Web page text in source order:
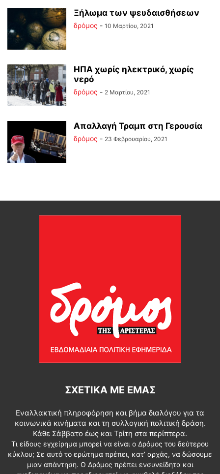
Ξήλωμα των ψευδαισθήσεων
δρόμος - 10 Μαρτίου, 2021
ΗΠΑ χωρίς ηλεκτρικό, χωρίς
νερό
δρόμος - 2 Μαρτίου, 2021
Απαλλαγή Τραμπ στη Γερουσία
δρόμος - 23 Φεβρουαρίου, 2021
ΣΧΕΤΙΚΆ ΜΕ ΕΜΆΣ
Εναλλακτική πληροφόρηση και βήμα διαλόγου για τα
κοινωνικά κινήματα και τη συλλογική πολιτική δράση.
Κάθε Σάββατο έως και Τρίτη στα περίπτερα.
Τι είδους εγχείρημα μπορεί να είναι ο Δρόμος του δεύτερου
κύκλου; Σε αυτό το ερώτημα πρέπει, κατ’ αρχάς, να δώσουμε
μιαν απάντηση. Ο Δρόμος πρέπει ενσυνείδητα και